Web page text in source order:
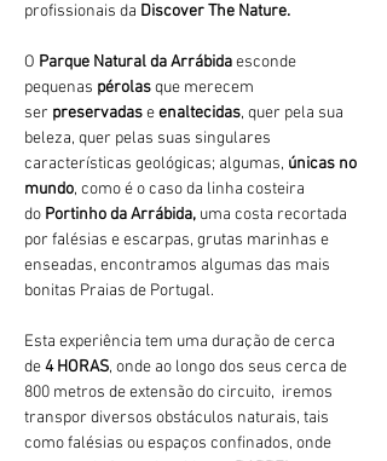
profissionais da Discover The Nature.
O Parque Natural da Arrábida esconde
pequenas pérolas que merecem
ser preservadas e enaltecidas, quer pela sua
beleza, quer pelas suas singulares
características geológicas; algumas, únicas no
mundo, como é o caso da linha costeira
do Portinho da Arrábida, uma costa recortada
por falésias e escarpas, grutas marinhas e
enseadas, encontramos algumas das mais
bonitas Praias de Portugal.
Esta experiência tem uma duração de cerca
de 4 HORAS, onde ao longo dos seus cerca de
800 metros de extensão do circuito,  iremos
transpor diversos obstáculos naturais, tais
como falésias ou espaços confinados, onde